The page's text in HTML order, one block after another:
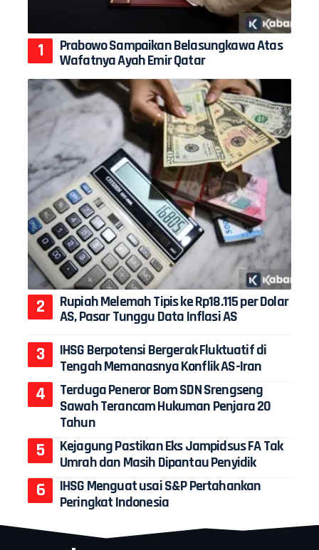
Prabowo Sampaikan Belasungkawa Atas
Wafatnya Ayah Emir Qatar
Rupiah Melemah Tipis ke Rp18.115 per Dolar
AS, Pasar Tunggu Data Inflasi AS
IHSG Berpotensi Bergerak Fluktuatif di
Tengah Memanasnya Konflik AS-Iran
Terduga Peneror Bom SDN Srengseng
Sawah Terancam Hukuman Penjara 20
Tahun
Kejagung Pastikan Eks Jampidsus FA Tak
Umrah dan Masih Dipantau Penyidik
IHSG Menguat usai S&P Pertahankan
Peringkat Indonesia